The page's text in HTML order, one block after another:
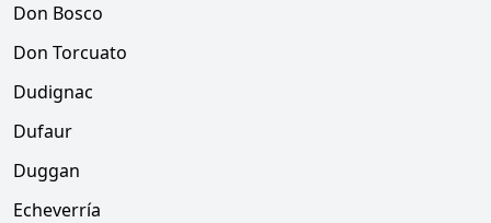
Don Bosco
Don Torcuato
Dudignac
Dufaur
Duggan
Echeverría